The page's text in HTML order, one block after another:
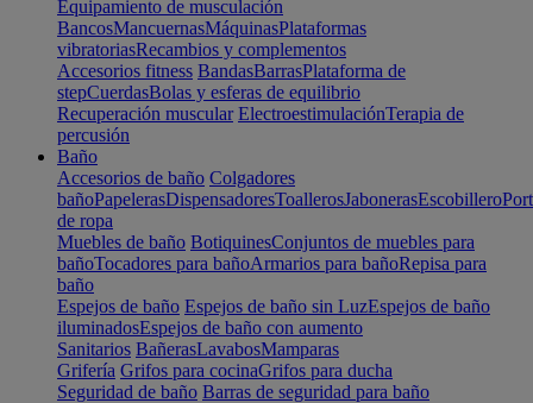
Equipamiento de musculación
BancosMancuernasMáquinasPlataformas
vibratoriasRecambios y complementos
Accesorios fitness BandasBarrasPlataforma de
stepCuerdasBolas y esferas de equilibrio
Recuperación muscular ElectroestimulaciónTerapia de
percusión
Baño
Accesorios de baño Colgadores
bañoPapelerasDispensadoresToallerosJabonerasEscobillero
de ropa
Muebles de baño BotiquinesConjuntos de muebles para
bañoTocadores para bañoArmarios para bañoRepisa para
baño
Espejos de baño Espejos de baño sin LuzEspejos de baño
iluminadosEspejos de baño con aumento
Sanitarios BañerasLavabosMamparas
Grifería Grifos para cocinaGrifos para ducha
Seguridad de baño Barras de seguridad para baño